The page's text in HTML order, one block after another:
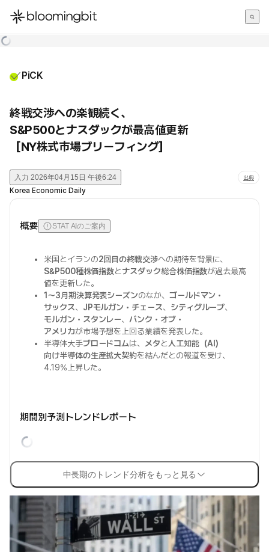
한국어
PiCK
終戦交渉への楽観続く、
S&P500とナスダックが最高値更新
［NY株式市場ブリーフィング］
入力 2026年04月15日 午後6:24 出典
Korea Economic Daily
概要 STAT AIのご案内
米国とイランの2回目の終戦交渉への期待を背景に、
S&P500種株価指数とナスダック総合株価指数が過去最高
値を更新した。
1～3月期決算発表シーズンのなか、 ゴールドマン・
サックス、 JPモルガン・チェース、 シティグループ、
モルガン・スタンレー、 バンク・オブ・
アメリカが市場予想を上回る業績を発表した。
半導体大手ブロードコムは、 メタと 人工知能（AI）
向け半導体の生産拡大契約を結んだとの報道を受け、
4.19%上昇した。
期間別予測トレンドレポート
中長期のトレンド分析をもっと見る